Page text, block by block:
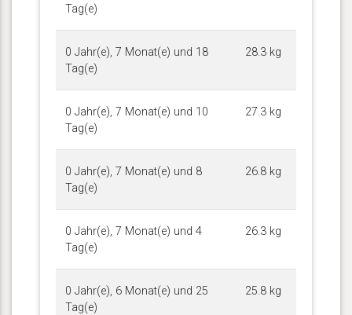
Tag(e)
0 Jahr(e), 7 Monat(e) und 18
Tag(e)
28.3 kg
0 Jahr(e), 7 Monat(e) und 10
Tag(e)
27.3 kg
0 Jahr(e), 7 Monat(e) und 8
Tag(e)
26.8 kg
0 Jahr(e), 7 Monat(e) und 4
Tag(e)
26.3 kg
0 Jahr(e), 6 Monat(e) und 25
Tag(e)
25.8 kg